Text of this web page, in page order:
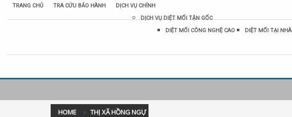
TRANG CHỦ TRA CỨU BẢO HÀNH
DỊCH VỤ CHÍNH
DỊCH VỤ DIỆT MỐI TẬN GỐC
DIỆT MỐI CÔNG NGHỆ CAO
DIỆT MỐI TẠI NHÀ
HOME
THỊ XÃ HỒNG NGỰ